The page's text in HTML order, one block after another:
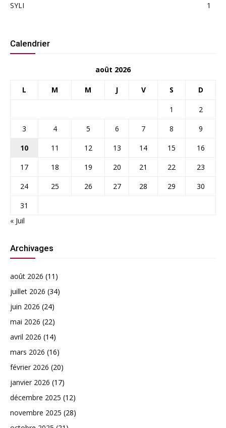
SYLI
1
Calendrier
août 2026
L M M J V S D
1
2
3
4 5 6 7 8
9
10
11 12 13 14 15
16
17
18 19 20 21 22
23
24
25 26 27 28 29
30
31
« Juil
Archivages
août 2026 (11)
juillet 2026 (34)
juin 2026 (24)
mai 2026 (22)
avril 2026 (14)
mars 2026 (16)
février 2026 (20)
janvier 2026 (17)
décembre 2025 (12)
novembre 2025 (28)